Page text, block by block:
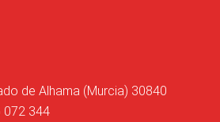
de Alhama (Murcia) 30840
072 344